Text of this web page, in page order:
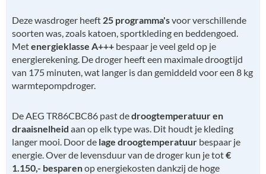
Deze wasdroger heeft 25 programma'svoor verschillende
soorten was, zoals katoen, sportkleding en beddengoed.
Metenergieklasse A+++ bespaar je veel geld op je
energierekening. De droger heeft een maximale droogtijd
van 175 minuten, wat langer is dan gemiddeld voor een 8 kg
warmtepompdroger.
De AEG TR86CBC86 past dedroogtemperatuur en
draaisnelheid aan op elk type was. Dit houdt je kleding
langer mooi. Door de lage droogtemperatuur bespaar je
energie. Over de levensduur van de droger kun je tot€
1.150,- besparenop energiekosten dankzij de hoge